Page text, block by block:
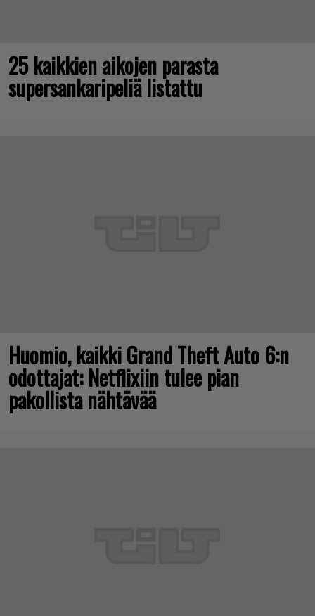
25 kaikkien aikojen parasta
supersankaripeliä listattu
Huomio, kaikki Grand Theft Auto 6:n
odottajat: Netflixiin tulee pian
pakollista nähtävää